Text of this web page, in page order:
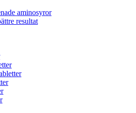
aminosyror
resultat